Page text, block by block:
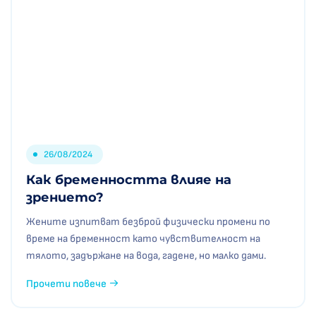
26/08/2024
Как бременността влияе на
зрението?
Жените изпитват безброй физически промени по
време на бременност като чувствителност на
тялото, задържане на вода, гадене, но малко дами.
Прочети повече